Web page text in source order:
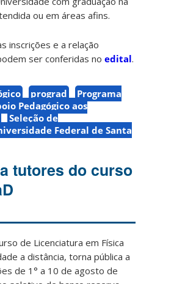
ou em áreas afins.
inscrições e a relação
ser conferidas noedital.
prograd
Programa
Pedagógico aos
Seleção de
Federal de Santa
tutores do curso
de Licenciatura em Física
a distância, torna pública a
de 1° a 10 de agosto de